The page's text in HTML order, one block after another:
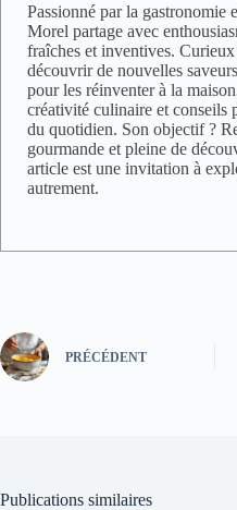
Passionné par la gastronomie
Morel partage avec
fraîches et inventives.
découvrir de nouvelles
pour les réinventer à la
créativité culinaire et conseils
du quotidien. Son objectif ?
gourmande et pleine de
article est une invitation à
autrement.
PRÉCÉDENT
Publications similaires